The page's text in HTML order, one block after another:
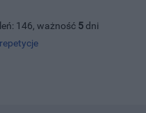
146, ważność 5 dni